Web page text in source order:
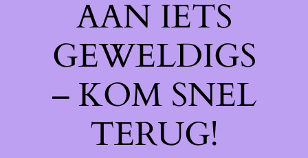
AAN IETS
GEWELDIGS
– KOM SNEL
TERUG!